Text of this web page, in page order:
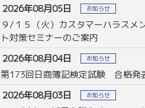
2026年08月05日
お知らせ
９/１５（火）カスタマーハラスメ
ト対策セミナーのご案内
2026年08月04日
お知らせ
第173回日商簿記検定試験 合格発
2026年08月03日
お知らせ